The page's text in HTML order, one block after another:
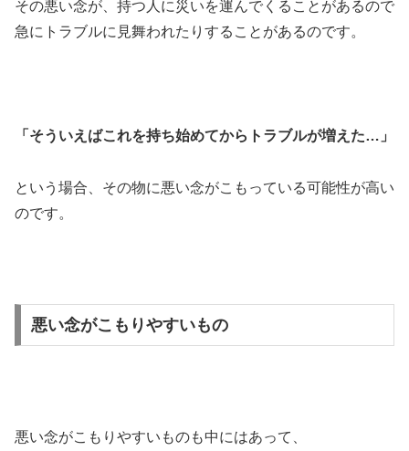
その悪い念が、持つ人に災いを運んでくることがあるので
急にトラブルに見舞われたりすることがあるのです。
「そういえばこれを持ち始めてからトラブルが増えた…」
という場合、その物に悪い念がこもっている可能性が高い
のです。
悪い念がこもりやすいもの
悪い念がこもりやすいものも中にはあって、